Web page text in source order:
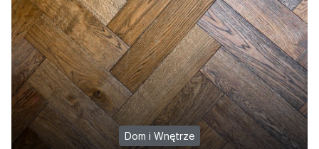
Dom i Wnętrze